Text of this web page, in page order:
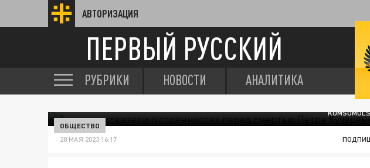
АВТОРИЗАЦИЯ
ПЕРВЫЙ РУССКИЙ
РУБРИКИ НОВОСТИ АНАЛИТИКА
ОБЩЕСТВО
28 МАЯ 2023 16:17